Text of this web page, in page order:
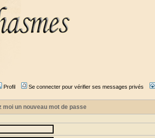
Profil Se connecter pour vérifier ses messages privés
moi un nouveau mot de passe